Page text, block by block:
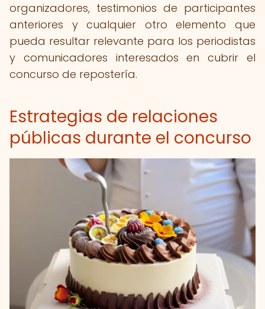
organizadores, testimonios de participantes
anteriores y cualquier otro elemento que
pueda resultar relevante para los periodistas
y comunicadores interesados en cubrir el
concurso de repostería.
Estrategias de relaciones
públicas durante el concurso